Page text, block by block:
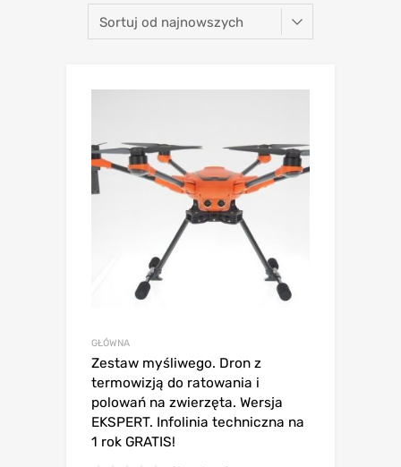
GŁÓWNA
Zestaw myśliwego. Dron z
termowizją do ratowania i
polowań na zwierzęta. Wersja
EKSPERT. Infolinia techniczna na
1 rok GRATIS!